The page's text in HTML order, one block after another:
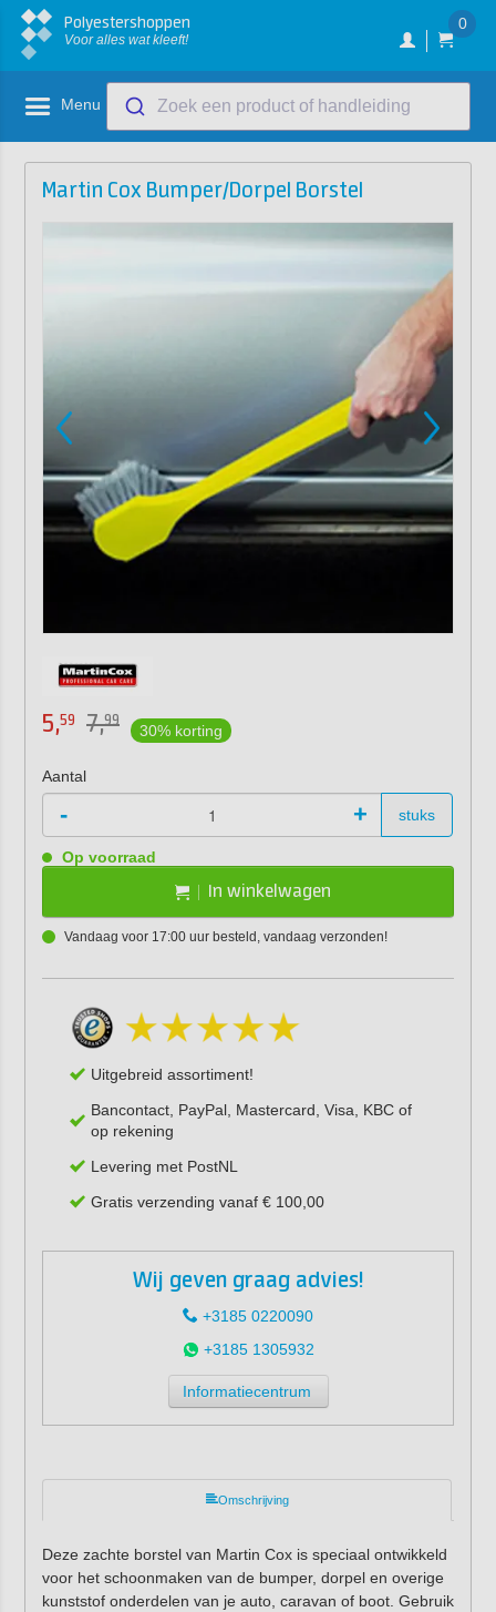
Polyestershoppen
Voor alles wat kleeft!
0
Menu Zoek een product of handleiding
Martin Cox Bumper/Dorpel Borstel
5,59 7,99
30% korting
Aantal
- + stuks
Op voorraad
In winkelwagen
Vandaag voor 17:00 uur besteld, vandaag verzonden!
Uitgebreid assortiment!
Bancontact, PayPal, Mastercard, Visa, KBC of
op rekening
Levering met PostNL
Gratis verzending vanaf € 100,00
Wij geven graag advies!
+3185 0220090
+3185 1305932
Informatiecentrum
Omschrijving
Deze zachte borstel van Martin Cox is speciaal ontwikkeld
voor het schoonmaken van de bumper, dorpel en overige
kunststof onderdelen van je auto, caravan of boot. Gebruik